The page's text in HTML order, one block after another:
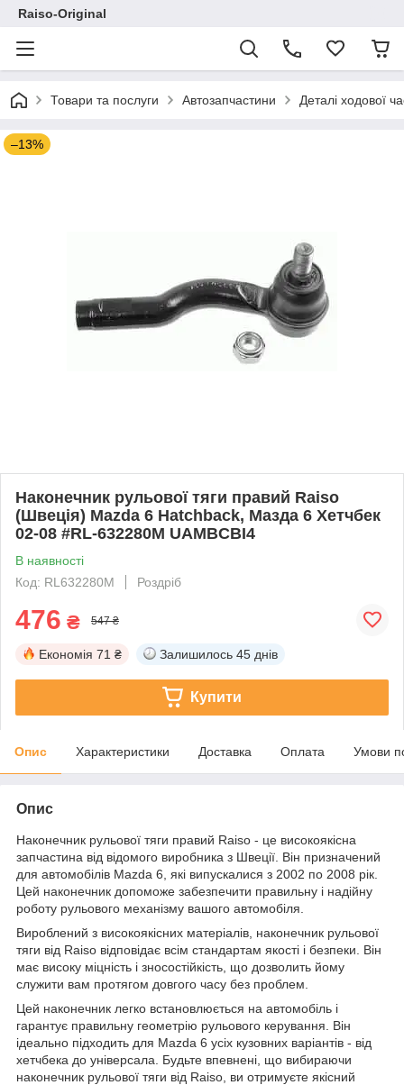
Raiso-Original
Товари та послуги Автозапчастини Деталі ходової
–13%
Наконечник рульової тяги правий Raiso
(Швеція) Mazda 6 Hatchback, Мазда 6 Хетчбек
02-08 #RL-632280M UAMBCBI4
В наявності
Код: RL632280M
Роздріб
476 ₴ 547 ₴
Економія 71 ₴ Залишилось 45 днів
Купити
Опис Характеристики Доставка Оплата Умови
Опис
Наконечник рульової тяги правий Raiso - це високоякісна
запчастина від відомого виробника з Швеції. Він призначений
для автомобілів Mazda 6, які випускалися з 2002 по 2008 рік.
Цей наконечник допоможе забезпечити правильну і надійну
роботу рульового механізму вашого автомобіля.
Вироблений з високоякісних матеріалів, наконечник рульової
тяги від Raiso відповідає всім стандартам якості і безпеки. Він
має високу міцність і зносостійкість, що дозволить йому
служити вам протягом довгого часу без проблем.
Цей наконечник легко встановлюється на автомобіль і
гарантує правильну геометрію рульового керування. Він
ідеально підходить для Mazda 6 усіх кузовних варіантів - від
хетчбека до універсала. Будьте впевнені, що вибираючи
наконечник рульової тяги від Raiso, ви отримуєте якісний